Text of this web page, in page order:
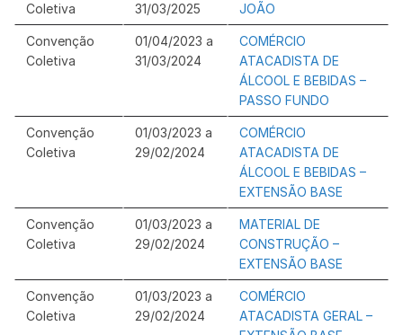
Coletiva
31/03/2025
JOÃO
Convenção
Coletiva
01/04/2023 a
31/03/2024
COMÉRCIO
ATACADISTA DE
ÁLCOOL E BEBIDAS –
PASSO FUNDO
Convenção
Coletiva
01/03/2023 a
29/02/2024
COMÉRCIO
ATACADISTA DE
ÁLCOOL E BEBIDAS –
EXTENSÃO BASE
Convenção
Coletiva
01/03/2023 a
29/02/2024
MATERIAL DE
CONSTRUÇÃO –
EXTENSÃO BASE
Convenção
Coletiva
01/03/2023 a
29/02/2024
COMÉRCIO
ATACADISTA GERAL –